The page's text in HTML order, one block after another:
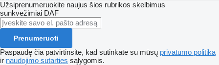
Užsiprenumeruokite naujus šios rubrikos skelbimus
sunkvežimiai DAF
Prenumeruoti
Paspaudę čia patvirtinsite, kad sutinkate su mūsų privatumo politika
ir naudojimo sutarties sąlygomis.